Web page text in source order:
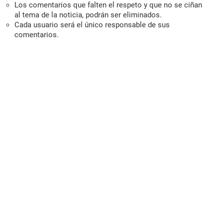
Los comentarios que falten el respeto y que no se ciñan
al tema de la noticia, podrán ser eliminados.
Cada usuario será el único responsable de sus
comentarios.